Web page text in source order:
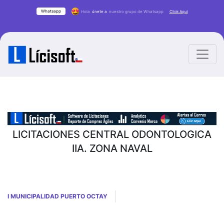
Whatsapp Hola únete a nuestro grupo de Whatsapp Click Aqui
LICITACIONES CENTRAL ODONTOLOGICA
IIA. ZONA NAVAL
I MUNICIPALIDAD PUERTO OCTAY